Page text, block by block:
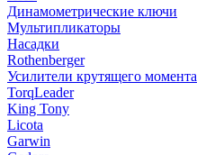
Динамометрические ключи
Мультипликаторы
Насадки
Rothenberger
Усилители крутящего момента
TorqLeader
King Tony
Licota
Garwin